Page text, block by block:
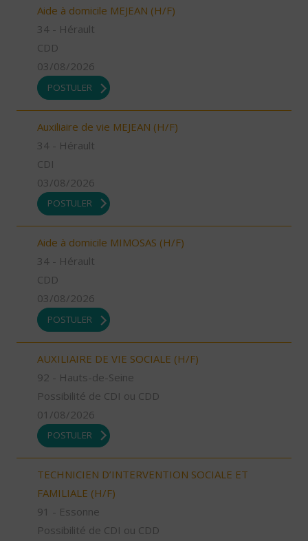
Aide à domicile MEJEAN (H/F)
34 - Hérault
CDD
03/08/2026
POSTULER
Auxiliaire de vie MEJEAN (H/F)
34 - Hérault
CDI
03/08/2026
POSTULER
Aide à domicile MIMOSAS (H/F)
34 - Hérault
CDD
03/08/2026
POSTULER
AUXILIAIRE DE VIE SOCIALE (H/F)
92 - Hauts-de-Seine
Possibilité de CDI ou CDD
01/08/2026
POSTULER
TECHNICIEN D’INTERVENTION SOCIALE ET
FAMILIALE (H/F)
91 - Essonne
Possibilité de CDI ou CDD